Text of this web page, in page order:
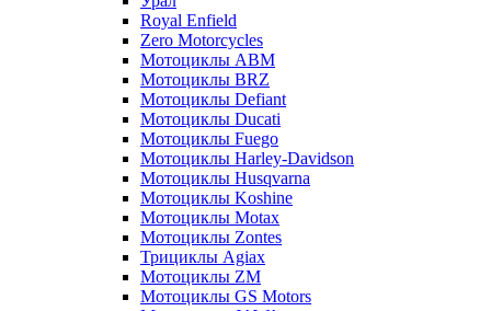
Royal Enfield
Zero Motorcycles
Мотоциклы ABM
Мотоциклы BRZ
Мотоциклы Defiant
Мотоциклы Ducati
Мотоциклы Fuego
Мотоциклы Harley-Davidson
Мотоциклы Husqvarna
Мотоциклы Koshine
Мотоциклы Motax
Мотоциклы Zontes
Трициклы Agiax
Мотоциклы ZM
Мотоциклы GS Motors